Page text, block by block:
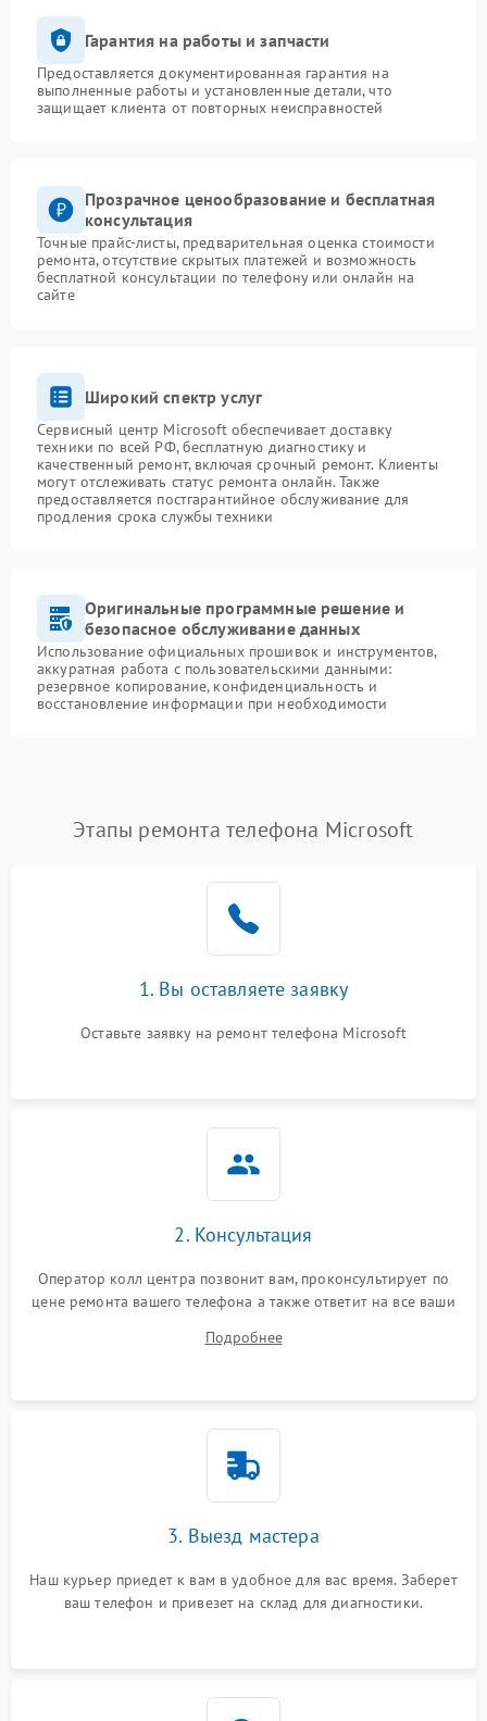
Гарантия на работы и запчасти
Предоставляется документированная гарантия на
выполненные работы и установленные детали, что
защищает клиента от повторных неисправностей
Прозрачное ценообразование и бесплатная
консультация
Точные прайс-листы, предварительная оценка стоимости
ремонта, отсутствие скрытых платежей и возможность
бесплатной консультации по телефону или онлайн на
сайте
Широкий спектр услуг
Сервисный центр Microsoft обеспечивает доставку
техники по всей РФ, бесплатную диагностику и
качественный ремонт, включая срочный ремонт. Клиенты
могут отслеживать статус ремонта онлайн. Также
предоставляется постгарантийное обслуживание для
продления срока службы техники
Оригинальные программные решение и
безопасное обслуживание данных
Использование официальных прошивок и инструментов,
аккуратная работа с пользовательскими данными:
резервное копирование, конфиденциальность и
восстановление информации при необходимости
Этапы ремонта телефона Microsoft
1. Вы оставляете заявку
Оставьте заявку на ремонт телефона Microsoft
2. Консультация
Оператор колл центра позвонит вам, проконсультирует по
цене ремонта вашего телефона а также ответит на все ваши
Подробнее
3. Выезд мастера
Наш курьер приедет к вам в удобное для вас время. Заберет
ваш телефон и привезет на склад для диагностики.